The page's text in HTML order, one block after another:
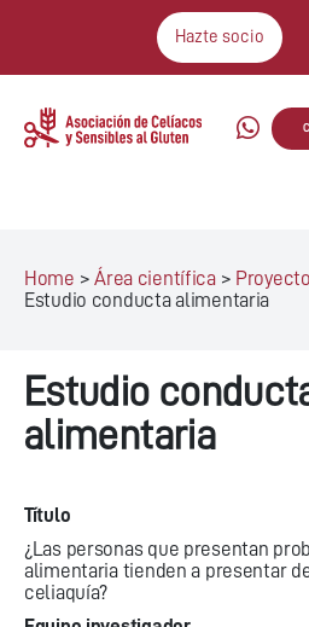
Hazte socio
Home >Área científica>
Estudio conducta alimentaria
Estudio
alimentaria
Título
¿Las personas que presentan
alimentaria tienden a presentar
celiaquía?